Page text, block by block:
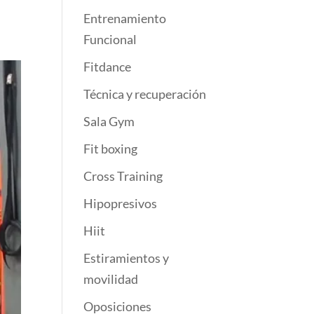
Entrenamiento
Funcional
Fitdance
Técnica y recuperación
Sala Gym
Fit boxing
Cross Training
Hipopresivos
Hiit
Estiramientos y
movilidad
Oposiciones